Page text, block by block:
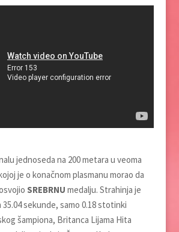
jednoseda na 200 metara u veoma
je o konačnom plasmanu morao da
SREBRNU medalju. Strahinja je
sekunde, samo 0.18 stotinki
šampiona, Britanca Lijama Hita